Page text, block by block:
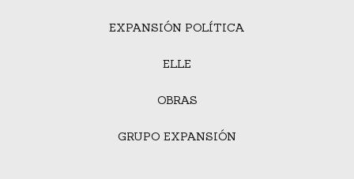
EXPANSIÓN POLÍTICA
ELLE
OBRAS
GRUPO EXPANSIÓN